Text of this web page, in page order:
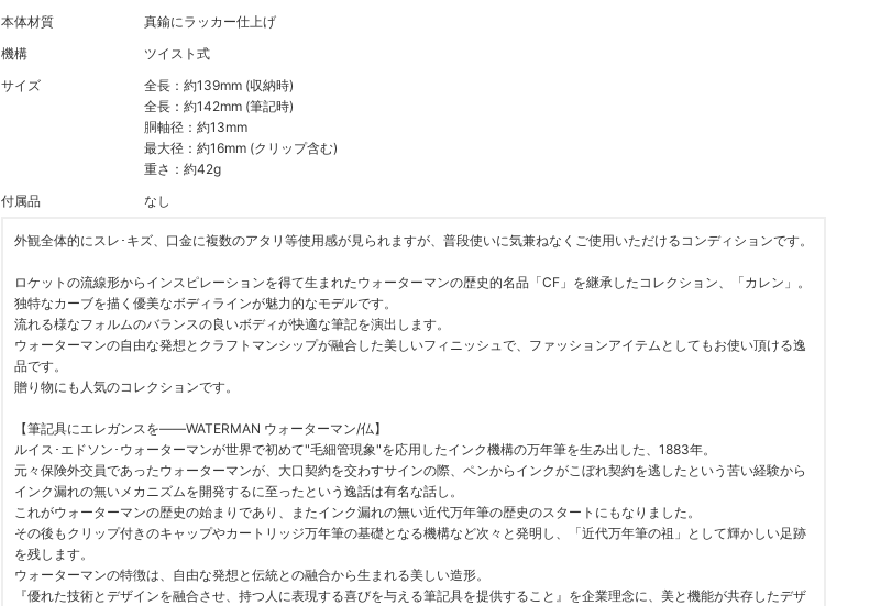
本体材質
真鍮にラッカー仕上げ
機構
ツイスト式
サイズ
全長：約139mm (収納時)
全長：約142mm (筆記時)
胴軸径：約13mm
最大径：約16mm (クリップ含む)
重さ：約42g
付属品
なし
外観全体的にスレ･キズ、口金に複数のアタリ等使用感が見られますが、普段使いに気兼ねなくご使用いただけるコンディションです。
ロケットの流線形からインスピレーションを得て生まれたウォーターマンの歴史的名品「CF」を継承したコレクション、「カレン」。
独特なカーブを描く優美なボディラインが魅力的なモデルです。
流れる様なフォルムのバランスの良いボディが快適な筆記を演出します。
ウォーターマンの自由な発想とクラフトマンシップが融合した美しいフィニッシュで、ファッションアイテムとしてもお使い頂ける逸
品です。
贈り物にも人気のコレクションです。
【筆記具にエレガンスを――WATERMAN ウォーターマン/仏】
ルイス･エドソン･ウォーターマンが世界で初めて"毛細管現象"を応用したインク機構の万年筆を生み出した、1883年。
元々保険外交員であったウォーターマンが、大口契約を交わすサインの際、ペンからインクがこぼれ契約を逃したという苦い経験から
インク漏れの無いメカニズムを開発するに至ったという逸話は有名な話し。
これがウォーターマンの歴史の始まりであり、またインク漏れの無い近代万年筆の歴史のスタートにもなりました。
その後もクリップ付きのキャップやカートリッジ万年筆の基礎となる機構など次々と発明し、「近代万年筆の祖」として輝かしい足跡
を残します。
ウォーターマンの特徴は、自由な発想と伝統との融合から生まれる美しい造形。
『優れた技術とデザインを融合させ、持つ人に表現する喜びを与える筆記具を提供すること』を企業理念に、美と機能が共存したデザ